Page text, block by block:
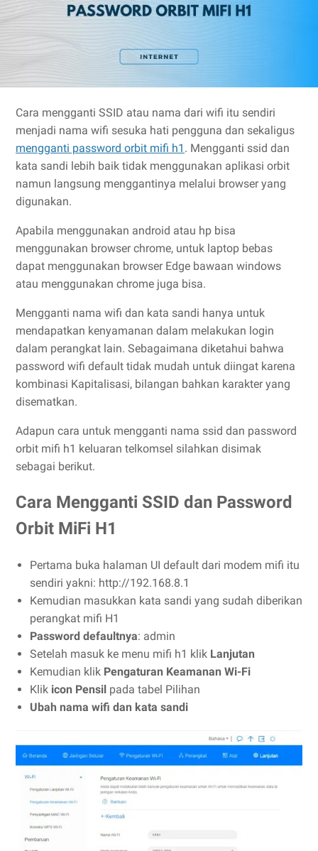
Cara mengganti SSID atau nama dari wifi itu sendiri
menjadi nama wifi sesuka hati pengguna dan sekaligus
mengganti password orbit mifi h1 . Mengganti ssid dan
kata sandi lebih baik tidak menggunakan aplikasi orbit
namun langsung menggantinya melalui browser yang
digunakan.
Apabila menggunakan android atau hp bisa
menggunakan browser chrome, untuk laptop bebas
dapat menggunakan browser Edge bawaan windows
atau menggunakan chrome juga bisa.
Mengganti nama wifi dan kata sandi hanya untuk
mendapatkan kenyamanan dalam melakukan login
dalam perangkat lain. Sebagaimana diketahui bahwa
password wifi default tidak mudah untuk diingat karena
kombinasi Kapitalisasi, bilangan bahkan karakter yang
disematkan.
Adapun cara untuk mengganti nama ssid dan password
orbit mifi h1 keluaran telkomsel silahkan disimak
sebagai berikut.
Cara Mengganti SSID dan Password
Orbit MiFi H1
Pertama buka halaman UI default dari modem mifi itu
sendiri yakni: http://192.168.8.1
Kemudian masukkan kata sandi yang sudah diberikan
perangkat mifi H1
Password defaultnya: admin
Setelah masuk ke menu mifi h1 klik Lanjutan
Kemudian klik Pengaturan Keamanan Wi-Fi
Klik icon Pensil pada tabel Pilihan
Ubah nama wifi dan kata sandi